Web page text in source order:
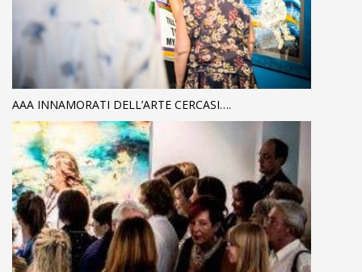
AAA INNAMORATI DELL’ARTE CERCASI….